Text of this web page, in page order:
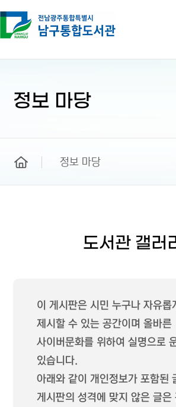
정보 마당
정보 마당
도서관 갤러
이 게시판은 시민 누구나 자유롭
제시할 수 있는 공간이며 올바른
사이버문화를 위하여 실명으로
있습니다.
아래와 같이 개인정보가 포함된
게시판의 성격에 맞지 않은 글은